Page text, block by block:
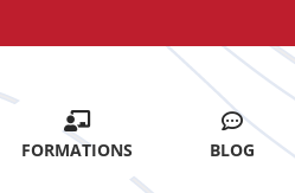
FORMATIONS BLOG